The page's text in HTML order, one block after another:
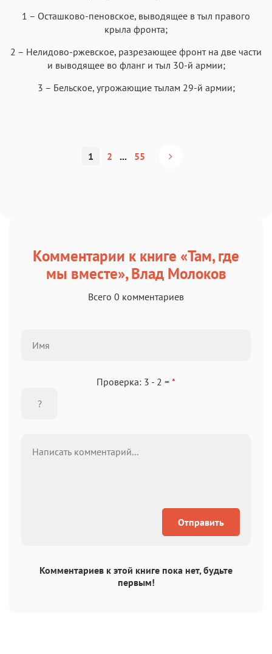
1 – Осташково-пеновское, выводящее в тыл правого
крыла фронта;
2 – Нелидово-ржевское, разрезающее фронт на две части
и выводящее во фланг и тыл 30-й армии;
3 – Бельское, угрожающие тылам 29-й армии;
1 2 ... 55
Комментарии к книге «Там, где
мы вместе», Влад Молоков
Всего 0 комментариев
Проверка: 3 - 2 = *
Отправить
Комментариев к этой книге пока нет, будьте
первым!